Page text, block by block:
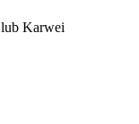
Karwei